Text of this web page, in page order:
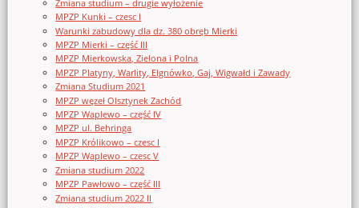
Zmiana studium – drugie wyłożenie
MPZP Kunki – czesc I
Warunki zabudowy dla dz. 380 obręb Mierki
MPZP Mierki – część III
MPZP Mierkowska, Zielona i Polna
MPZP Platyny, Warlity, Elgnówko, Gaj, Wigwałd i Zawady
Zmiana Studium 2021
MPZP węzeł Olsztynek Zachód
MPZP Waplewo – część IV
MPZP ul. Behringa
MPZP Królikowo – czesc I
MPZP Waplewo – czesc V
Zmiana studium 2022
MPZP Pawłowo – część III
Zmiana studium 2022 II